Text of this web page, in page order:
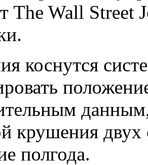
The Wall Street
коснутся
крушения двух
полгода.